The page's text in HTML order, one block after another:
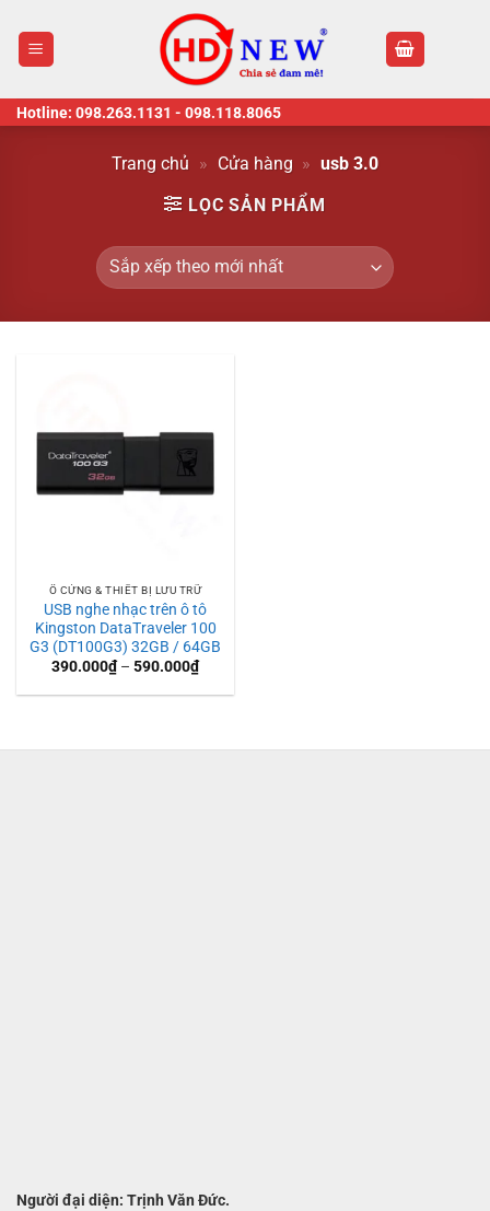
content
Hotline: 098.263.1131 - 098.118.8065
Trang chủ » Cửa hàng » usb 3.0
LỌC SẢN PHẨM
Ổ CỨNG & THIẾT BỊ LƯU TRỮ
USB nghe nhạc trên ô tô
Kingston DataTraveler 100
G3 (DT100G3) 32GB / 64GB
390.000₫ – 590.000₫Khoảng
giá:
từ
Người đại diện: Trịnh Văn Đức.